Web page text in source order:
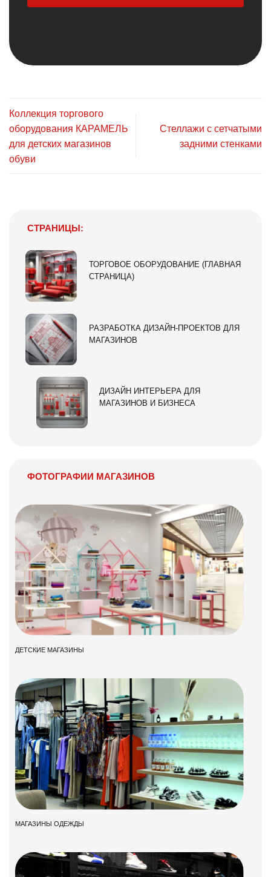
СТРАНИЦЫ:
ТОРГОВОЕ ОБОРУДОВАНИЕ (ГЛАВНАЯ
СТРАНИЦА)
РАЗРАБОТКА ДИЗАЙН-ПРОЕКТОВ ДЛЯ
МАГАЗИНОВ
ДИЗАЙН ИНТЕРЬЕРА ДЛЯ
МАГАЗИНОВ И БИЗНЕСА
ФОТОГРАФИИ МАГАЗИНОВ
ДЕТСКИЕ МАГАЗИНЫ
МАГАЗИНЫ ОДЕЖДЫ
Коллекция торгового
оборудования КАРАМЕЛЬ
для детских магазинов
обуви
Стеллажи с сетчатыми
задними стенками